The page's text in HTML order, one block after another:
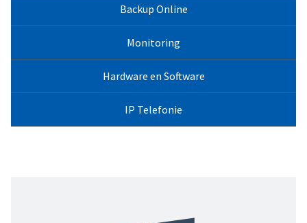
Backup Online
Monitoring
Hardware en Software
IP Telefonie